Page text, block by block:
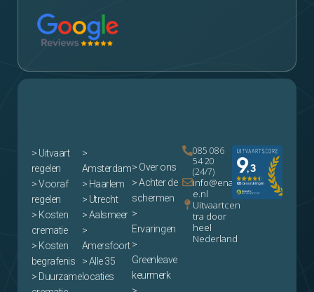
> Uitvaart
regelen
> Vooraf
regelen
> Kosten
crematie
> Kosten
begrafenis
> Duurzame
>
Amsterdam
> Haarlem
> Utrecht
> Aalsmeer
>
Amersfoort
> Alle 35
locaties
> Over ons
> Achter de
schermen
>
Ervaringen
>
Greenleave
keurmerk
085 086
54 20
(24/7)
info@enam
e.nl
Uitvaartcen
tra door
heel
Nederland